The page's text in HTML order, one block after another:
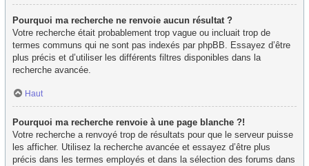
Pourquoi ma recherche ne renvoie aucun résultat ?
Votre recherche était probablement trop vague ou incluait trop de
termes communs qui ne sont pas indexés par phpBB. Essayez d’être
plus précis et d’utiliser les différents filtres disponibles dans la
recherche avancée.
Haut
Pourquoi ma recherche renvoie à une page blanche ?!
Votre recherche a renvoyé trop de résultats pour que le serveur puisse
les afficher. Utilisez la recherche avancée et essayez d’être plus
précis dans les termes employés et dans la sélection des forums dans